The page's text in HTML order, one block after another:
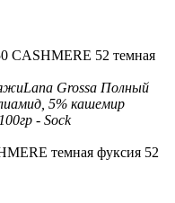
CASHMERE 52 темная
Lana Grossa Полный
5% кашемир
- Sock
темная фуксия 52